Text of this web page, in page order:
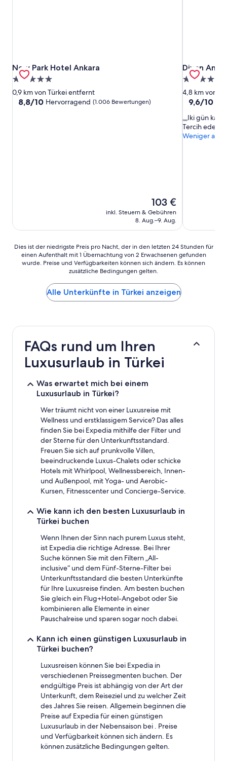
New Park Hotel Ankara
New Park Hotel Ankara
5.0-
Sterne-
Unterkunft
0,9 km von Türkei entfernt
8.8
8,8/10 Hervorragend (1.006 Bewertungen)
Der
Preis
beträgt
103 €
inkl. Steuern & Gebühren
8. Aug.–9. Aug.
Divan
Divan
5.0-
Sterne-
Unterkunft
4,8 km von
9.6
10,
(1.421
9,6/10
„Iki gün
Tercih
Weniger
Dies
der
den
24 Stunden
einen
1 Übernachtung
2 Erwachsenen
gefunden
Verfügbarkeiten
zusätzliche
Bedingungen
Dies ist der niedrigste Preis pro Nacht, der in den letzten 24 Stunden für
einen Aufenthalt mit 1 Übernachtung von 2 Erwachsenen gefunden
wurde. Preise und Verfügbarkeiten können sich ändern. Es können
zusätzliche Bedingungen gelten.
Alle Unterkünfte in Türkei anzeigen
FAQs rund um Ihren
Luxusurlaub in Türkei
Was erwartet mich bei einem
Luxusurlaub in Türkei?
Wer träumt nicht von einer Luxusreise mit
Wellness und erstklassigem Service? Das alles
finden Sie bei Expedia mithilfe der Filter und
der Sterne für den Unterkunftsstandard.
Freuen Sie sich auf prunkvolle Villen,
beeindruckende Luxus-Chalets oder schicke
Hotels mit Whirlpool, Wellnessbereich, Innen-
und Außenpool, mit Yoga- und Aerobic-
Kursen, Fitnesscenter und Concierge-Service.
Wie kann ich den besten Luxusurlaub in
Türkei buchen
Wenn Ihnen der Sinn nach purem Luxus steht,
ist Expedia die richtige Adresse. Bei Ihrer
Suche können Sie mit den Filtern „All-
inclusive“ und dem Fünf-Sterne-Filter bei
Unterkunftsstandard die besten Unterkünfte
für Ihre Luxusreise finden. Am besten buchen
Sie gleich ein Flug+Hotel-Angebot oder Sie
kombinieren alle Elemente in einer
Pauschalreise und sparen sogar noch dabei.
Kann ich einen günstigen Luxusurlaub in
Türkei buchen?
Luxusreisen können Sie bei Expedia in
verschiedenen Preissegmenten buchen. Der
endgültige Preis ist abhängig von der Art der
Unterkunft, dem Reiseziel und zu welcher Zeit
des Jahres Sie reisen. Allgemein beginnen die
Preise auf Expedia für einen günstigen
Luxusurlaub in der Nebensaison bei . Preise
und Verfügbarkeit können sich ändern. Es
können zusätzliche Bedingungen gelten.